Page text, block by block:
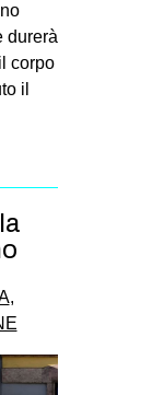
durerà
corpo
il
,